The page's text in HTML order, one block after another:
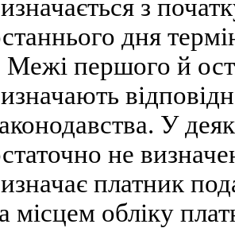
з
дня
Межі першого й
У
не
платник
місцем обліку